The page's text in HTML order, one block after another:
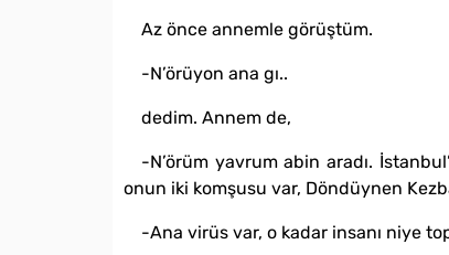
Az önce annemle görüştüm.
-N’örüyon ana gı..
dedim. Annem de,
-N’örüm yavrum abin aradı.
onun iki komşusu var, Döndüynen
-Ana virüs var, o kadar insanı niye